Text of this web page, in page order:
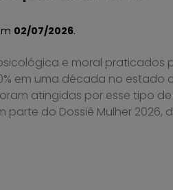
02/07/2026.
e moral praticados
em uma década no estado
atingidas por esse tipo
parte do Dossiê Mulher 2026,